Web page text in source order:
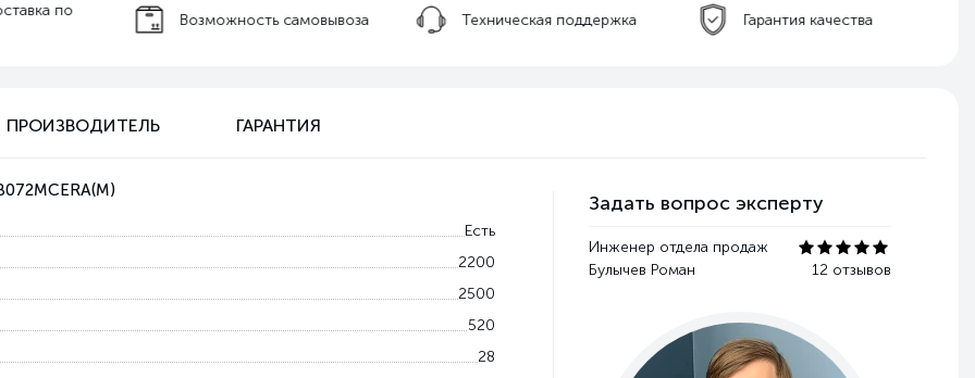
по
Возможность самовывоза Техническая поддержка Гарантия качества
ПРОИЗВОДИТЕЛЬ ГАРАНТИЯ
Задать вопрос эксперту
Инженер отдела продаж
Булычев Роман
12 отзывов
Есть
2200
2500
520
28